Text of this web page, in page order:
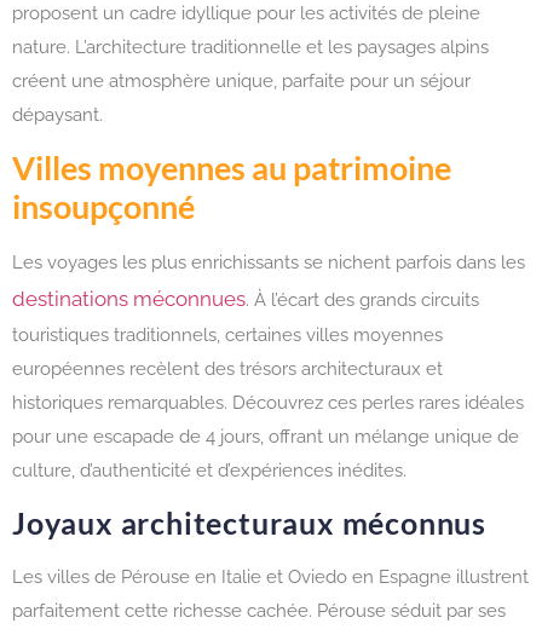
proposent un cadre idyllique pour les activités de pleine
nature. L’architecture traditionnelle et les paysages alpins
créent une atmosphère unique, parfaite pour un séjour
dépaysant.
Villes moyennes au patrimoine
insoupçonné
Les voyages les plus enrichissants se nichent parfois dans les
destinations méconnues. À l’écart des grands circuits
touristiques traditionnels, certaines villes moyennes
européennes recèlent des trésors architecturaux et
historiques remarquables. Découvrez ces perles rares idéales
pour une escapade de 4 jours, offrant un mélange unique de
culture, d’authenticité et d’expériences inédites.
Joyaux architecturaux méconnus
Les villes de Pérouse en Italie et Oviedo en Espagne illustrent
parfaitement cette richesse cachée. Pérouse séduit par ses